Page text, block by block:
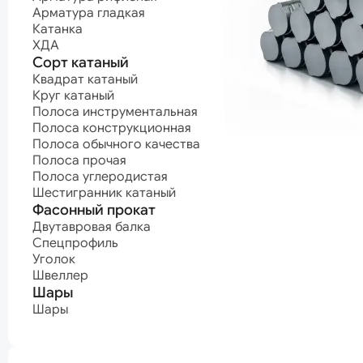
Шестигранник катаный
Фасонный прокат
Двутавровая балка
Спецпрофиль
Уголок
Швеллер
Шары
Шары
Нержавеющая сталь
Нержавеющий лист
Нержавеющий лист горячекатаный
Нержавеющий лист холоднокатаный
Нержавеющий сорт
Квадрат нержавеющий
Круг нержавеющий
Полоса нержавеющая
Шестигранник нержавеющий
Канат
Канат
Канат с
покрытием
Канат светлый
Проволока
Арматура гладкая
Катанка
ХДА
Сорт катаный
Квадрат катаный
Круг катаный
Полоса инструментальная
Полоса конструкционная
Полоса обычного качества
Полоса прочая
Полоса углеродистая
Шестигранник катаный
Фасонный прокат
Двутавровая балка
Спецпрофиль
Уголок
Швеллер
Шары
Шары